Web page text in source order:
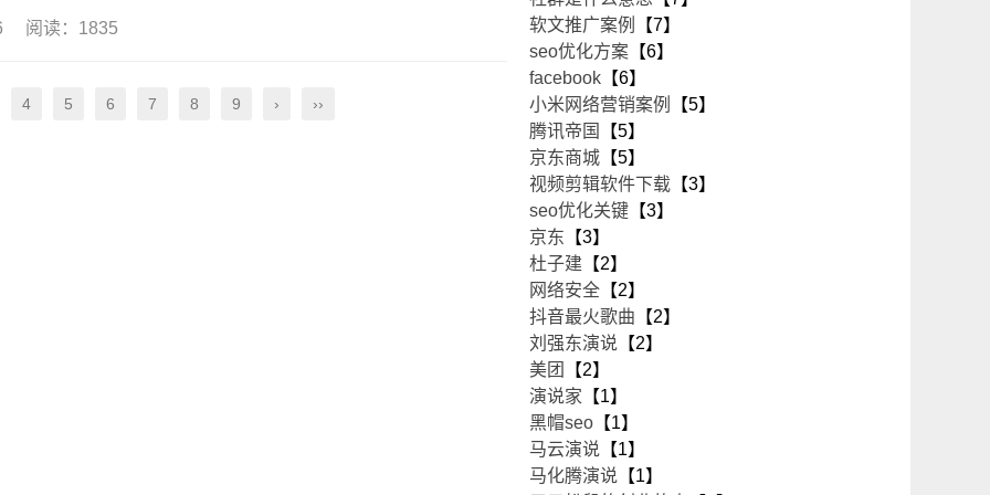
阅读：1835
4 5 6 7 8 9 › ››
软文推广案例
【7】
seo优化方案 【6】
facebook 【6】
小米网络营销案例
【5】
腾讯帝国
【5】
京东商城 【5】
视频剪辑软件下载 【3】
seo优化关键 【3】
京东 【3】
杜子建 【2】
网络安全 【2】
抖音最火歌曲 【2】
刘强东演说 【2】
美团
【2】
演说家 【1】
黑帽seo 【1】
马云演说 【1】
马化腾演说 【1】